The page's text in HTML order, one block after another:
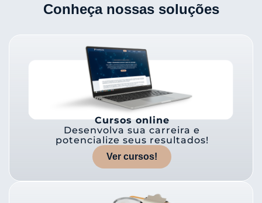
Conheça nossas soluções
Cursos online
Desenvolva sua carreira e
potencialize seus resultados!
Ver cursos!